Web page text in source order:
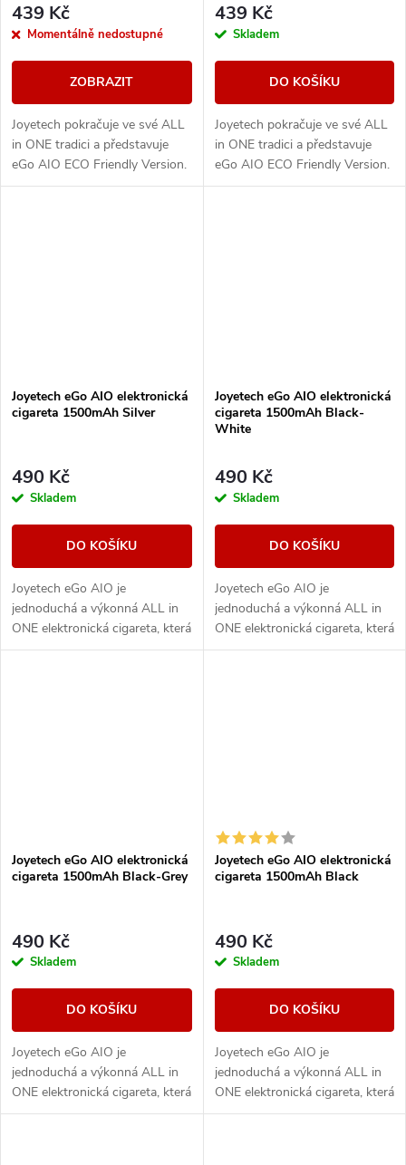
439 Kč
Momentálně nedostupné
ZOBRAZIT
Joyetech pokračuje ve své ALL
in ONE tradici a představuje
eGo AIO ECO Friendly Version.
Designově řešené tělo e-
439 Kč
Skladem
DO KOŠÍKU
Joyetech pokračuje ve své ALL
in ONE tradici a představuje
eGo AIO ECO Friendly Version.
Designově řešené tělo e-
Joyetech eGo AIO elektronická
cigareta 1500mAh Silver
490 Kč
Skladem
DO KOŠÍKU
Joyetech eGo AIO je
jednoduchá a výkonná ALL in
ONE elektronická cigareta, která
svými vlastnostmi uspokojí jak
Joyetech eGo AIO elektronická
cigareta 1500mAh Black-
White
490 Kč
Skladem
DO KOŠÍKU
Joyetech eGo AIO je
jednoduchá a výkonná ALL in
ONE elektronická cigareta, která
svými vlastnostmi uspokojí jak
Joyetech eGo AIO elektronická
cigareta 1500mAh Black-Grey
490 Kč
Skladem
DO KOŠÍKU
Joyetech eGo AIO je
jednoduchá a výkonná ALL in
ONE elektronická cigareta, která
svými vlastnostmi uspokojí jak
Joyetech eGo AIO elektronická
cigareta 1500mAh Black
490 Kč
Skladem
DO KOŠÍKU
Joyetech eGo AIO je
jednoduchá a výkonná ALL in
ONE elektronická cigareta, která
svými vlastnostmi uspokojí jak